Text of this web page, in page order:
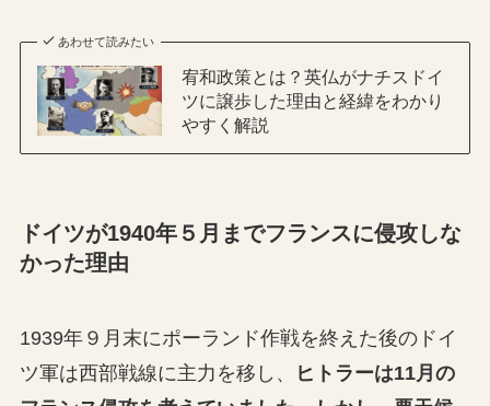
あわせて読みたい
宥和政策とは？英仏がナチスドイ
ツに譲歩した理由と経緯をわかり
やすく解説
ドイツが1940年５月までフランスに侵攻しな
かった理由
1939年９月末にポーランド作戦を終えた後のドイ
ツ軍は西部戦線に主力を移し、
ヒトラーは11月の